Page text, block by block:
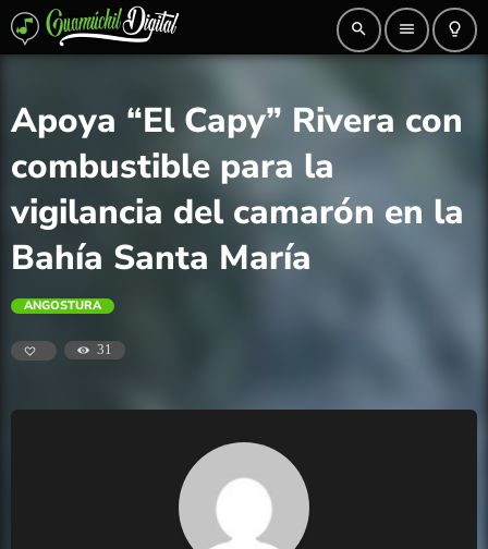
search menu lightbulb_outline
Apoya “El Capy” Rivera con
combustible para la
vigilancia del camarón en la
Bahía Santa María
ANGOSTURA
31